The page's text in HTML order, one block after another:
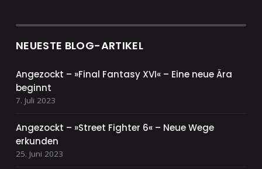
NEUESTE BLOG-ARTIKEL
Angezockt – »Final Fantasy XVI« – Eine neue Ära
beginnt
7. Juli 2023
Angezockt – »Street Fighter 6« – Neue Wege
erkunden
25. Juni 2023